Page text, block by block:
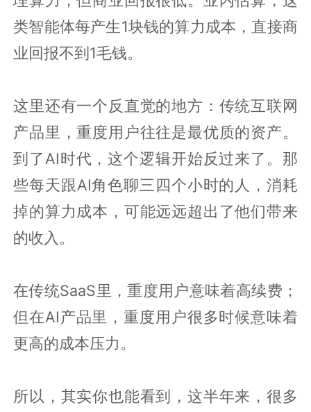
类智能体每产生1块钱的算力成本，直接商
业回报不到1毛钱。
这里还有一个反直觉的地方：传统互联网
产品里，重度用户往往是最优质的资产。
到了AI时代，这个逻辑开始反过来了。那
些每天跟AI角色聊三四个小时的人，消耗
掉的算力成本，可能远远超出了他们带来
的收入。
在传统SaaS里，重度用户意味着高续费；
但在AI产品里，重度用户很多时候意味着
更高的成本压力。
所以，其实你也能看到，这半年来，很多